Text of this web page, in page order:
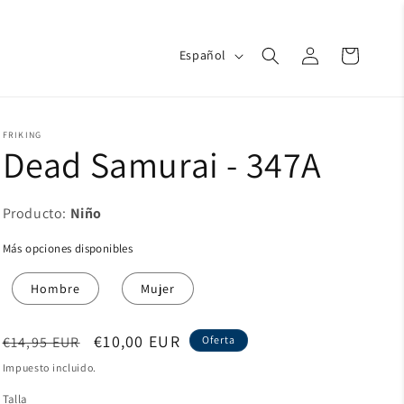
Español
sesión
Carrito
FRIKING
Dead Samurai - 347A
Producto: Niño
Más opciones disponibles
Hombre Mujer
Precio
habitual
€14,95 EUR
Precio
de
€10,00 EUR Oferta
Impuesto incluido.
Talla